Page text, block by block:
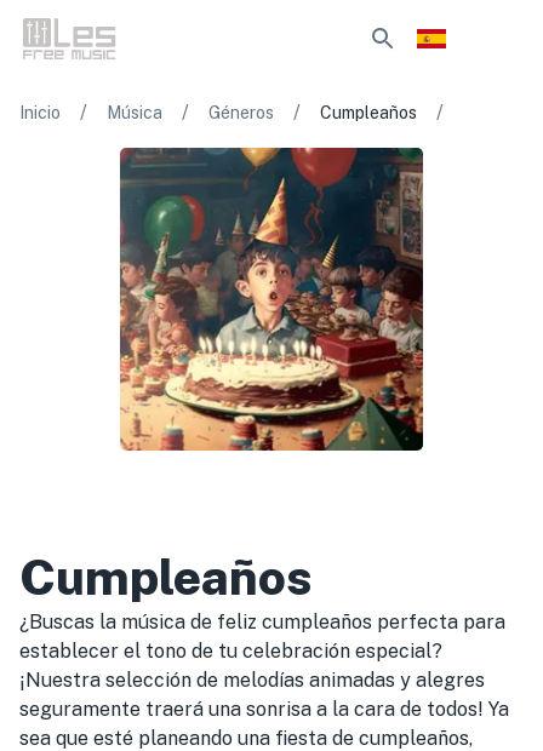
Inicio / Música / Géneros / Cumpleaños /
Cumpleaños
¿Buscas la música de feliz cumpleaños perfecta para
establecer el tono de tu celebración especial?
¡Nuestra selección de melodías animadas y alegres
seguramente traerá una sonrisa a la cara de todos! Ya
sea que esté planeando una fiesta de cumpleaños,